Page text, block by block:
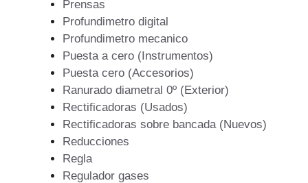
Prensas
Profundimetro digital
Profundimetro mecanico
Puesta a cero (Instrumentos)
Puesta cero (Accesorios)
Ranurado diametral 0º (Exterior)
Rectificadoras (Usados)
Rectificadoras sobre bancada (Nuevos)
Reducciones
Regla
Regulador gases